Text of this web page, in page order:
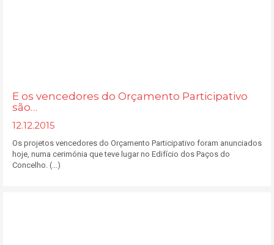
E os vencedores do Orçamento Participativo
são…
12.12.2015
Os projetos vencedores do Orçamento Participativo foram anunciados
hoje, numa cerimónia que teve lugar no Edifício dos Paços do
Concelho. (...)